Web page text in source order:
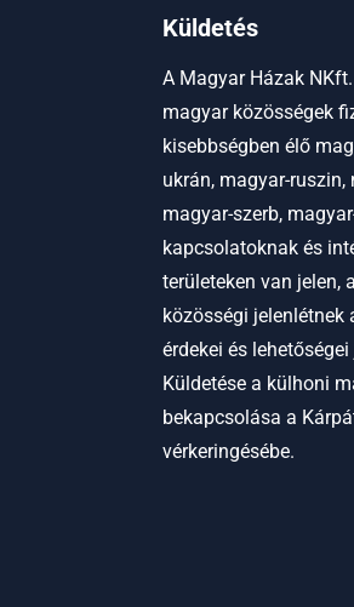
Küldetés
A Magyar Házak
magyar közösségek
kisebbségben élő
ukrán, magyar-
magyar-szerb,
kapcsolatoknak és
területeken van jelen,
közösségi jelenlétnek
érdekei és
Küldetése a külhoni
bekapcsolása a
vérkeringésébe.